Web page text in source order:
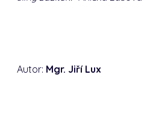
Autor: Mgr. Jiří Lux